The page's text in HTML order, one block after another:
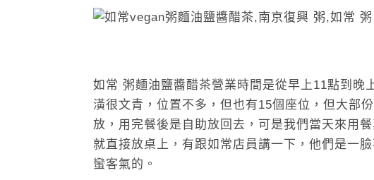
如常 粥麵油鹽醬醋茶營業時間是從早上11點到晚
潢很文青，位置不多，但也有15個座位，但大部
放，用完餐後是自助放回去，可是我們當天來用
就直接放桌上，有跟如常店員講一下，他們是一
蠻客氣的。